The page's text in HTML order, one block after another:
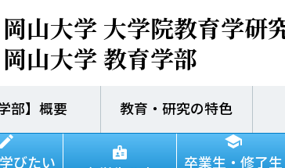
岡山大学 大学院教育学研
岡山大学 教育学部
学部】概要 教育・研究の特色
びたい
卒業生・修了生
加者募集】第1回